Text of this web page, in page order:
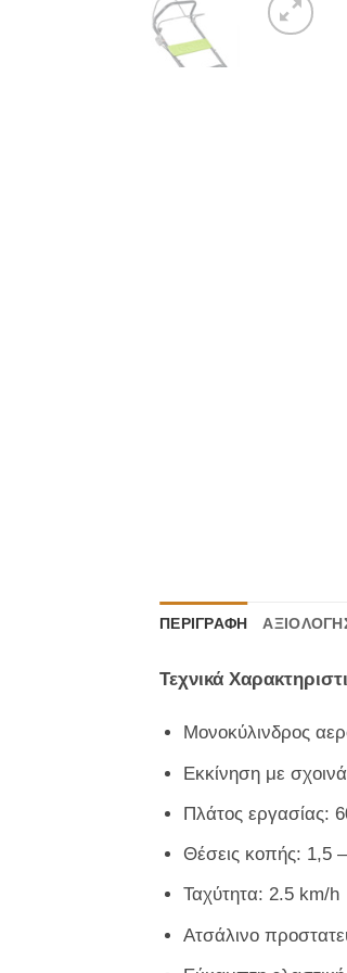
ΠΕΡΙΓΡΑΦΉ
Τεχνικά
Μονοκύλινδρος
Εκκίνηση με
Πλάτος εργασίας:
Θέσεις κοπής: 1,5
Ταχύτητα: 2.5 km/h
Ατσάλινο